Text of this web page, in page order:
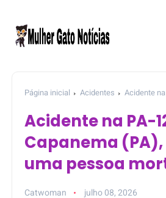
Página inicial Acidentes
Acidente
Acidente na PA-
Capanema
uma pessoa
Catwoman julho 08, 2026